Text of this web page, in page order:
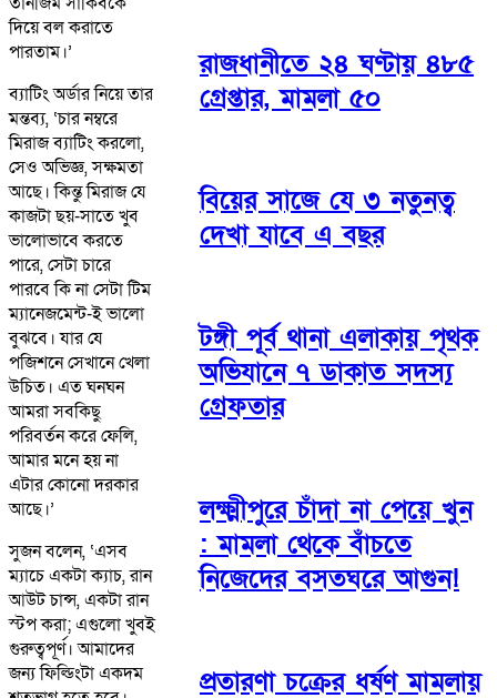
দিয়ে বল করাতে
পারতাম।’
ব্যাটিং অর্ডার নিয়ে তার
মন্তব্য, ‘চার নম্বরে
মিরাজ ব্যাটিং করলো,
সেও অভিজ্ঞ, সক্ষমতা
আছে। কিন্তু মিরাজ যে
কাজটা ছয়-সাতে খুব
ভালোভাবে করতে
পারে, সেটা চারে
পারবে কি না সেটা টিম
ম্যানেজমেন্ট-ই ভালো
বুঝবে। যার যে
পজিশনে সেখানে খেলা
উচিত। এত ঘনঘন
আমরা সবকিছু
পরিবর্তন করে ফেলি,
আমার মনে হয় না
এটার কোনো দরকার
আছে।’
সুজন বলেন, ‘এসব
ম্যাচে একটা ক্যাচ, রান
আউট চান্স, একটা রান
স্টপ করা; এগুলো খুবই
গুরুত্বপূর্ণ। আমাদের
জন্য ফিল্ডিংটা একদম
রাজধানীতে ২৪ ঘণ্টায় ৪৮৫
গ্রেপ্তার, মামলা ৫০
বিয়ের সাজে যে ৩ নতুনত্ব
দেখা যাবে এ বছর
টঙ্গী পূর্ব থানা এলাকায় পৃথক
অভিযানে ৭ ডাকাত সদস্য
গ্রেফতার
লক্ষ্মীপুরে চাঁদা না পেয়ে খুন
: মামলা থেকে বাঁচতে
নিজেদের বসতঘরে আগুন!
প্রতারণা চক্রের ধর্ষণ মামলায়